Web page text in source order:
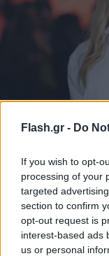
Flash.gr - Do
If you wish to opt-
processing of your
targeted
section to confirm
opt-out request is
interest-based ads
us or personal
Νικόλ Κίντμαν:
μυστικό η πλοκή
Πολλά υποσχόμενο
του οποίου γίνονται
11.11.2025 11:51